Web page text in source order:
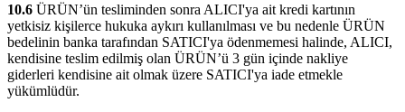
10.6 ÜRÜN’ün tesliminden sonra ALICI'ya ait kredi kartının
yetkisiz kişilerce hukuka aykırı kullanılması ve bu nedenle ÜRÜN
bedelinin banka tarafından SATICI'ya ödenmemesi halinde, ALICI,
kendisine teslim edilmiş olan ÜRÜN’ü 3 gün içinde nakliye
giderleri kendisine ait olmak üzere SATICI'ya iade etmekle
yükümlüdür.